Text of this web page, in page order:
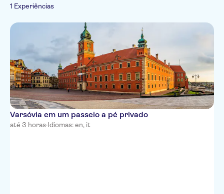
1 Experiências
Varsóvia em um passeio a pé privado
até 3 horas·Idiomas: en, it